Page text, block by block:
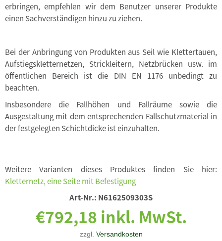
erbringen, empfehlen wir dem Benutzer unserer Produkte
einen Sachverständigen hinzu zu ziehen.
Bei der Anbringung von Produkten aus Seil wie Klettertauen,
Aufstiegskletternetzen, Strickleitern, Netzbrücken usw. im
öffentlichen Bereich ist die DIN EN 1176 unbedingt zu
beachten.
Insbesondere die Fallhöhen und Fallräume sowie die
Ausgestaltung mit dem entsprechenden Fallschutzmaterial in
der festgelegten Schichtdicke ist einzuhalten.
Weitere Varianten dieses Produktes finden Sie hier:
Kletternetz, eine Seite mit Befestigung
Art-Nr.: N6162509303S
€792,18 inkl. MwSt.
zzgl. Versandkosten